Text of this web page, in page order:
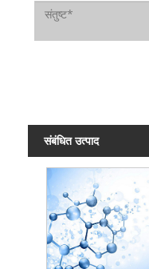
संबंधित उत्पाद